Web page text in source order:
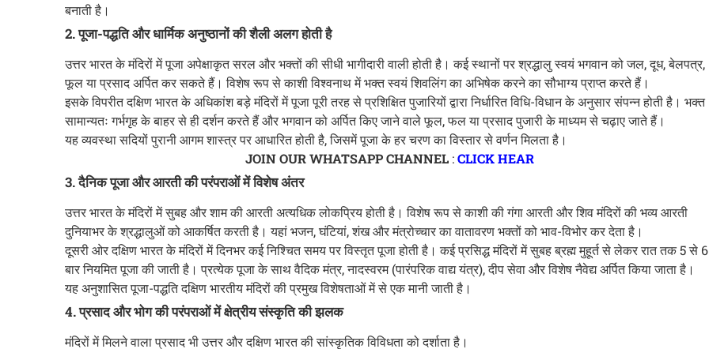
बनाती है।
2. पूजा-पद्धति और धार्मिक अनुष्ठानों की शैली अलग होती है
उत्तर भारत के मंदिरों में पूजा अपेक्षाकृत सरल और भक्तों की सीधी भागीदारी वाली होती है। कई स्थानों पर श्रद्धालु स्वयं भगवान को जल, दूध, बेलपत्र,
फूल या प्रसाद अर्पित कर सकते हैं। विशेष रूप से काशी विश्वनाथ में भक्त स्वयं शिवलिंग का अभिषेक करने का सौभाग्य प्राप्त करते हैं।
इसके विपरीत दक्षिण भारत के अधिकांश बड़े मंदिरों में पूजा पूरी तरह से प्रशिक्षित पुजारियों द्वारा निर्धारित विधि-विधान के अनुसार संपन्न होती है। भक्त
सामान्यतः गर्भगृह के बाहर से ही दर्शन करते हैं और भगवान को अर्पित किए जाने वाले फूल, फल या प्रसाद पुजारी के माध्यम से चढ़ाए जाते हैं।
यह व्यवस्था सदियों पुरानी आगम शास्त्र पर आधारित होती है, जिसमें पूजा के हर चरण का विस्तार से वर्णन मिलता है।
JOIN OUR WHATSAPP CHANNEL:CLICK HEAR
3. दैनिक पूजा और आरती की परंपराओं में विशेष अंतर
उत्तर भारत के मंदिरों में सुबह और शाम की आरती अत्यधिक लोकप्रिय होती है। विशेष रूप से काशी की गंगा आरती और शिव मंदिरों की भव्य आरती
दुनियाभर के श्रद्धालुओं को आकर्षित करती है। यहां भजन, घंटियां, शंख और मंत्रोच्चार का वातावरण भक्तों को भाव-विभोर कर देता है।
दूसरी ओर दक्षिण भारत के मंदिरों में दिनभर कई निश्चित समय पर विस्तृत पूजा होती है। कई प्रसिद्ध मंदिरों में सुबह ब्रह्म मुहूर्त से लेकर रात तक 5 से 6
बार नियमित पूजा की जाती है। प्रत्येक पूजा के साथ वैदिक मंत्र, नादस्वरम (पारंपरिक वाद्य यंत्र), दीप सेवा और विशेष नैवेद्य अर्पित किया जाता है।
यह अनुशासित पूजा-पद्धति दक्षिण भारतीय मंदिरों की प्रमुख विशेषताओं में से एक मानी जाती है।
4. प्रसाद और भोग की परंपराओं में क्षेत्रीय संस्कृति की झलक
मंदिरों में मिलने वाला प्रसाद भी उत्तर और दक्षिण भारत की सांस्कृतिक विविधता को दर्शाता है।